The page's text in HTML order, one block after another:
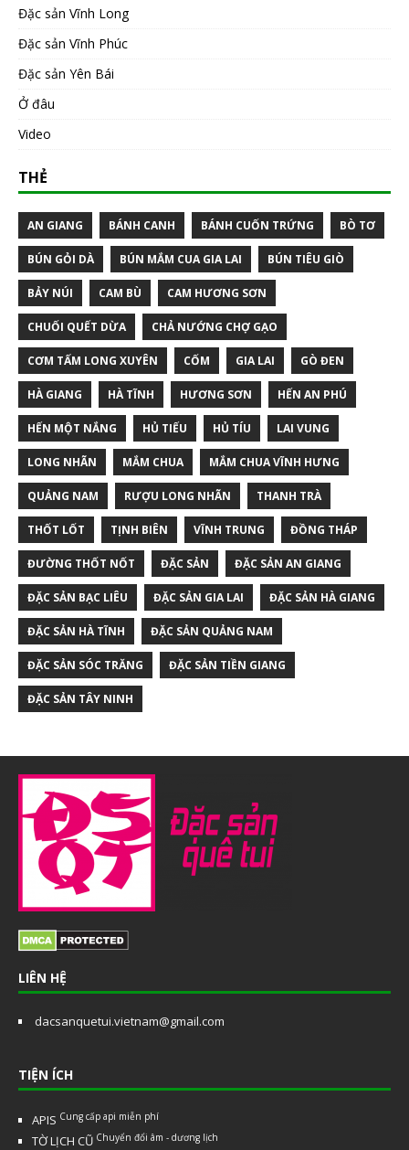
Đặc sản Vĩnh Long
Đặc sản Vĩnh Phúc
Đặc sản Yên Bái
Ở đâu
Video
THẺ
AN GIANG BÁNH CANH BÁNH CUỐN TRỨNG BÒ TƠ
BÚN GỎI DÀ BÚN MẮM CUA GIA LAI BÚN TIÊU GIÒ
BẢY NÚI CAM BÙ CAM HƯƠNG SƠN
CHUỐI QUẾT DỪA CHẢ NƯỚNG CHỢ GẠO
CƠM TẤM LONG XUYÊN CỐM GIA LAI GÒ ĐEN
HÀ GIANG HÀ TĨNH HƯƠNG SƠN HẾN AN PHÚ
HẾN MỘT NẮNG HỦ TIẾU HỦ TÍU LAI VUNG
LONG NHÃN MẮM CHUA MẮM CHUA VĨNH HƯNG
QUẢNG NAM RƯỢU LONG NHÃN THANH TRÀ
THỐT LỐT TỊNH BIÊN VĨNH TRUNG ĐỒNG THÁP
ĐƯỜNG THỐT NỐT ĐẶC SẢN ĐẶC SẢN AN GIANG
ĐẶC SẢN BẠC LIÊU ĐẶC SẢN GIA LAI ĐẶC SẢN HÀ GIANG
ĐẶC SẢN HÀ TĨNH ĐẶC SẢN QUẢNG NAM
ĐẶC SẢN SÓC TRĂNG ĐẶC SẢN TIỀN GIANG
ĐẶC SẢN TÂY NINH
LIÊN HỆ
dacsanquetui.vietnam@gmail.com
TIỆN ÍCH
APIS Cung cấp api miễn phí
TỜ LỊCH CŨ Chuyển đổi âm - dương lịch